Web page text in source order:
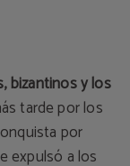
bizantinos y los
tarde por los
por
expulsó a los